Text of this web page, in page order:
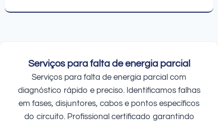
Serviços para falta de energia parcial
Serviços para falta de energia parcial com
diagnóstico rápido e preciso. Identificamos falhas
em fases, disjuntores, cabos e pontos específicos
do circuito. Profissional certificado garantindo